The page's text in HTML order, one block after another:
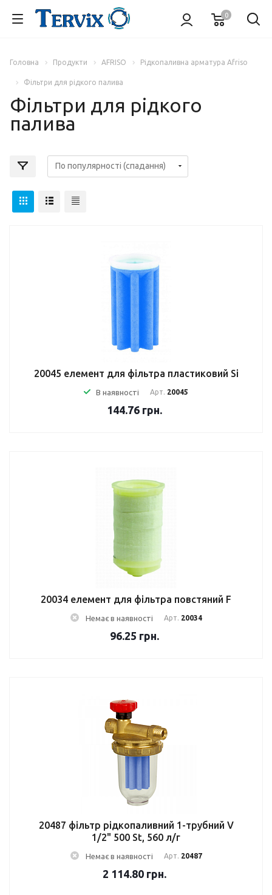
0
Головна Продукти AFRISO Рідкопаливна арматура Afriso
Фільтри для рідкого палива
Фільтри для рідкого
палива
20045 елемент для фільтра пластиковий Si
В наявності Арт. 20045
144.76 грн.
20034 елемент для фільтра повстяний F
Немає в наявності Арт. 20034
96.25 грн.
20487 фільтр рідкопаливний 1-трубний V
1/2" 500 St, 560 л/г
Немає в наявності Арт. 20487
2 114.80 грн.